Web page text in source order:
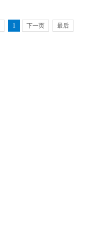
1 下一页 最后